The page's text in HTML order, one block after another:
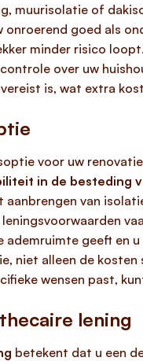
muurisolatie of
goed als
minder risico
over uw
is, wat extra
voor uw
in de besteding
van
ademruimte geeft en
, niet alleen de
wensen past,
lening
betekent dat u een